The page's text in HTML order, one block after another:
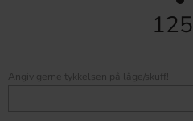
125
Angiv gerne tykkelsen på låge/skuff!